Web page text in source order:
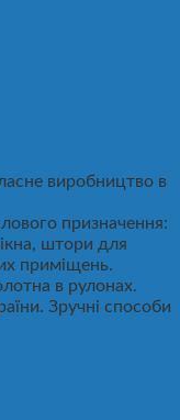
виробництво в
призначення:
штори для
приміщень.
в рулонах.
Зручні способи